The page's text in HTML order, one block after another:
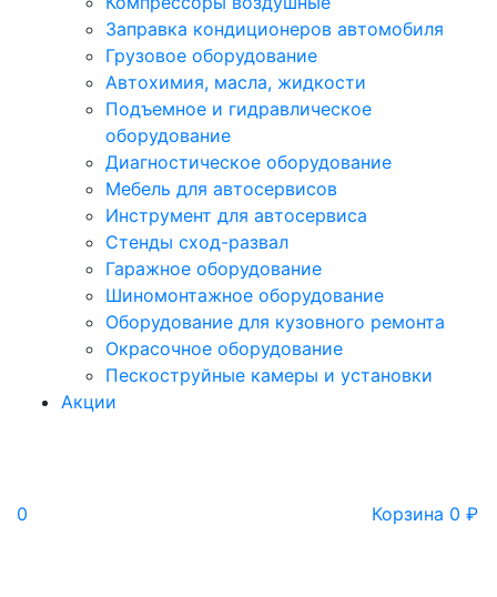
Заправка кондиционеров автомобиля
Грузовое оборудование
Автохимия, масла, жидкости
Подъемное и гидравлическое
оборудование
Диагностическое оборудование
Мебель для автосервисов
Инструмент для автосервиса
Стенды сход-развал
Гаражное оборудование
Шиномонтажное оборудование
Оборудование для кузовного ремонта
Окрасочное оборудование
Пескоструйные камеры и установки
Акции
0 Корзина 0 ₽